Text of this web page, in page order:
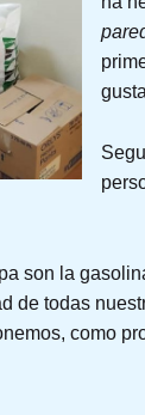
son la
de todas
como